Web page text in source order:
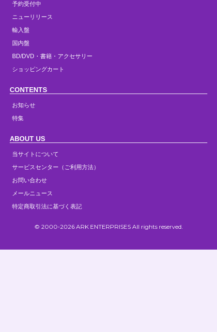
予約受付中
ニューリリース
輸入盤
国内盤
BD/DVD・書籍・アクセサリー
ショッピングカート
CONTENTS
お知らせ
特集
ABOUT US
当サイトについて
サービスセンター（ご利用方法）
お問い合わせ
メールニュース
特定商取引法に基づく表記
© 2000-2026 ARK ENTERPRISES All rights reserved.